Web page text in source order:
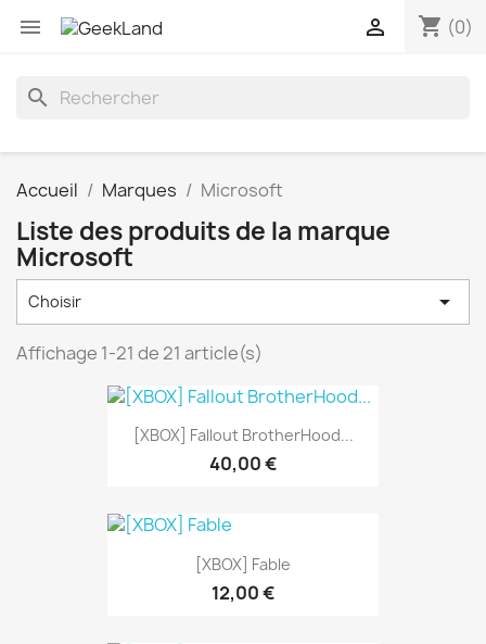
 shopping_cart (0)

search
Accueil Marques Microsoft
Liste des produits de la marque
Microsoft
Choisir 
Affichage 1-21 de 21 article(s)
[XBOX] Fallout BrotherHood...
40,00 €
[XBOX] Fable
12,00 €